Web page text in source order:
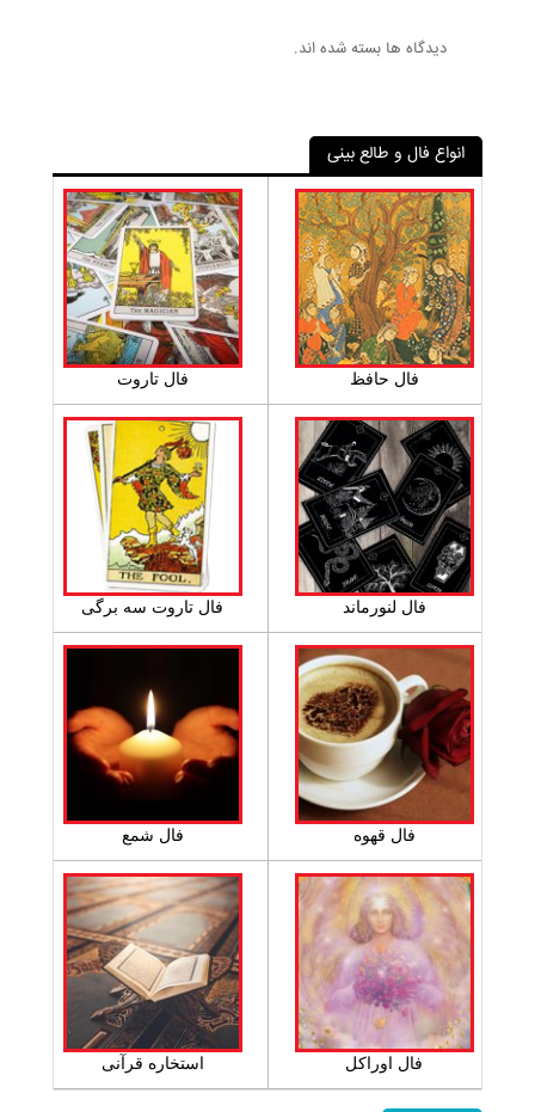
دیدگاه ها بسته شده اند.
انواع فال و طالع بینی
فال حافظ فال تاروت
فال لنورماند فال تاروت سه برگی
فال قهوه فال شمع
فال اوراکل استخاره قرآنی